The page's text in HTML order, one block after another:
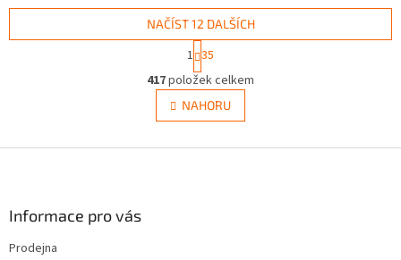
O
v
l
á
NAČÍST 12 DALŠÍCH
S
t
r
á
n
k
v
1 35
417položek celkem
NAHORU
Informace pro vás
Prodejna